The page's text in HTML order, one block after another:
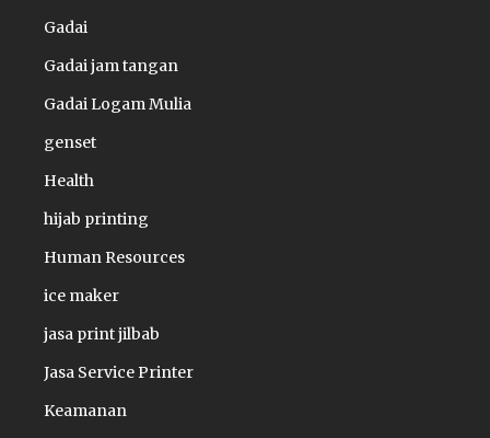
Gadai
Gadai jam tangan
Gadai Logam Mulia
genset
Health
hijab printing
Human Resources
ice maker
jasa print jilbab
Jasa Service Printer
Keamanan